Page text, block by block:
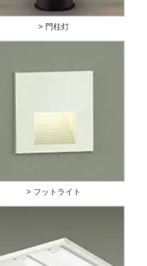
> 門柱灯
> フットライト